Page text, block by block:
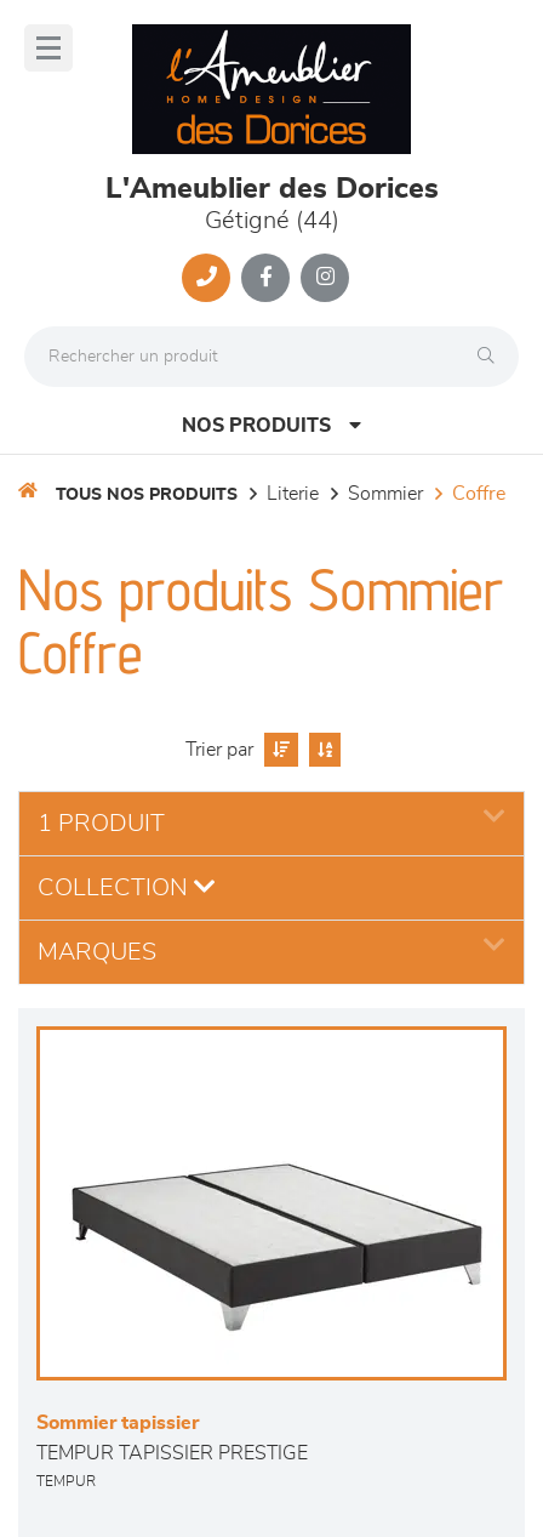
L'Ameublier des Dorices
Gétigné (44)
NOS PRODUITS
séjours
meubles de complément
chambres et dressing
literie
outdoor
décoration
TOUS NOS PRODUITS literie sommier coffre
Nos produits Sommier
Coffre
Trier par
1 PRODUIT
COLLECTION
MARQUES
Sommier tapissier
TEMPUR TAPISSIER PRESTIGE
TEMPUR